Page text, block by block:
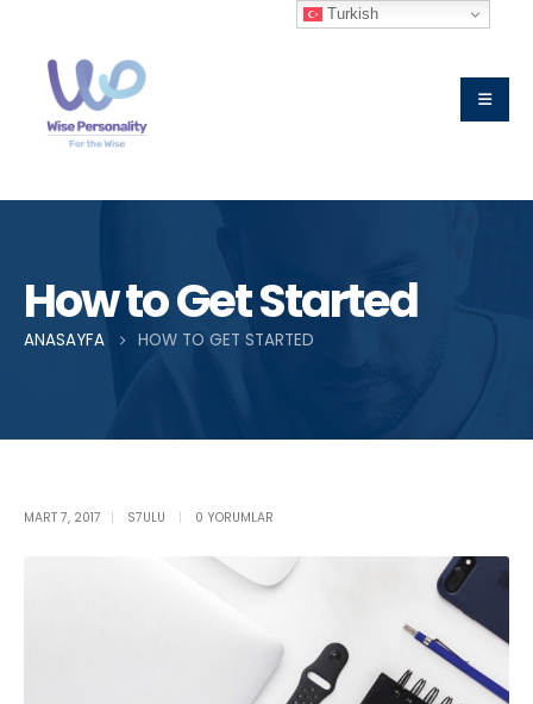
How to Get Started
ANASAYFA HOW TO GET STARTED
Single Post
MART 7, 2017 S7ULU 0 YORUMLAR
Turkish